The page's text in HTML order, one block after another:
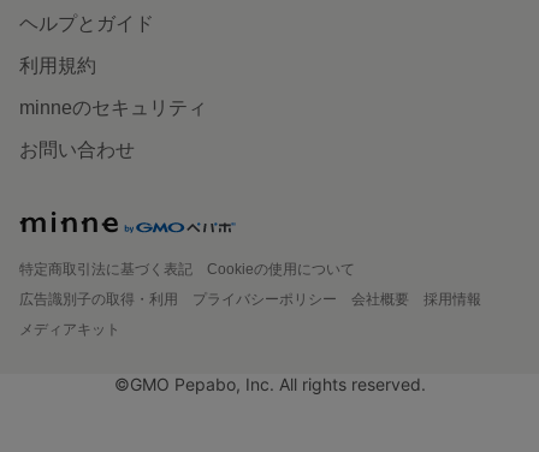
ヘルプとガイド
利用規約
minneのセキュリティ
お問い合わせ
特定商取引法に基づく表記
Cookieの使用について
広告識別子の取得・利用
プライバシーポリシー 会社概要
採用情報
メディアキット
©GMO Pepabo, Inc. All rights reserved.